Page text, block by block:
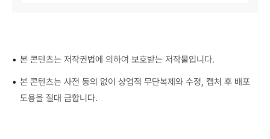
• 본 콘텐츠는 저작권법에 의하여 보호받는 저작물입니다.
• 본 콘텐츠는 사전 동의 없이 상업적 무단복제와 수정, 캡처 후 배포
도용을 절대 금합니다.